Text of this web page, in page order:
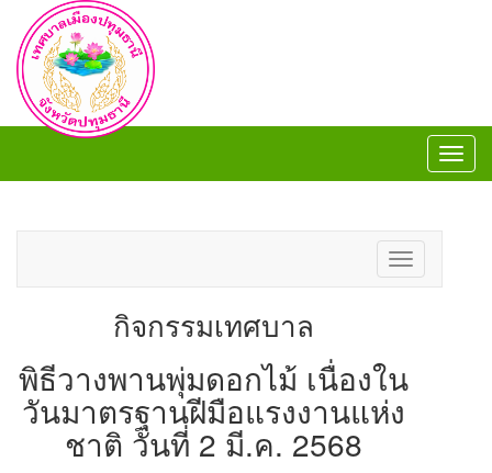
Toggle
navigation
กิจกรรมเทศบาล
พิธีวางพานพุ่มดอกไม้ เนื่องใน
วันมาตรฐานฝีมือแรงงานแห่ง
ชาติ วันที่ 2 มี.ค. 2568